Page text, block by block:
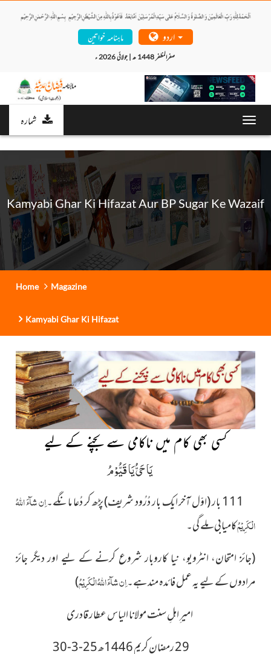
ماہنامہ خواتین
شمارہ
Kamyabi Ghar Ki Hifazat Aur BP Sugar Ke Wazaif
Home Magazine
Kamyabi Ghar Ki Hifazat
کسی بھی کام میں ناکامی سے بچنے کے لیے
یَا حَیُّ یَا قَیُّوْمُ
111 بار (اوّل آخر ایک بار دُرُود شریف) پڑھ کر دُعا مانگے۔
اِن شآءَ اللہُ
الْکَرِیْمُکامیابی ملے گی۔
(جائز امتحان، انٹرویو، نیا کاروبار شروع کرنے کے لیے اور دیگر جائز
مرادوں کے لیے یہ عمل فائدہ مند ہے۔اِن شآءَ اللہُ الْکَرِیْمُ)
امیر ِاہلِ سنت مولانا الیاس عطار قادری
29 رمضان کریم 1446ھ 25-3-30